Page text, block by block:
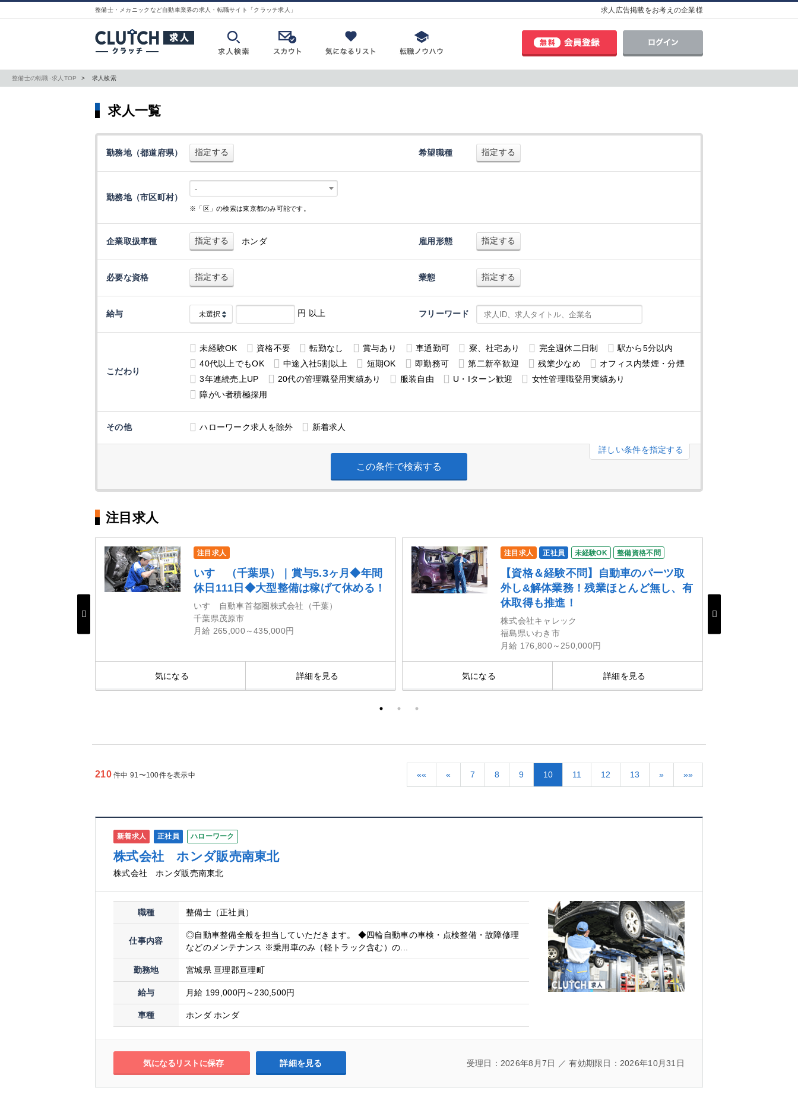
整備士・メカニックなど自動車業界の求人・転職サイト「クラッチ求人」 求人広告掲載をお考えの企業様
整備士の転職･求人TOP 求人検索
求人一覧
勤務地（都道府県） 指定する 希望職種 指定する
勤務地（市区町村）
-
※「区」の検索は東京都のみ可能です。
企業取扱車種 指定する ホンダ 雇用形態 指定する
必要な資格 指定する 業態 指定する
給与 円 以上 フリーワード
こだわり
未経験OK 資格不要 転勤なし 賞与あり 車通勤可 寮、社宅あり 完全週休二日制
駅から5分以内
40代以上でもOK
中途入社5割以上 短期OK 即勤務可 第二新卒歓迎 残業少なめ
オフィス内禁煙・分煙
3年連続売上UP
20代の管理職登用実績あり 服装自由 U・Iターン歓迎
女性管理職登用実績あり
障がい者積極採用
その他 ハローワーク求人を除外 新着求人
詳しい条件を指定する
注目求人
注目求人
いすゞ（千葉県）｜賞与5.3ヶ月◆年間
休日111日◆大型整備は稼げて休める！
いすゞ自動車首都圏株式会社（千葉）
千葉県茂原市
月給 265,000～435,000円
気になる 詳細を見る
注目求人 正社員 未経験OK 整備資格不問
【資格＆経験不問】自動車のパーツ取
外し&解体業務！残業ほとんど無し、有
休取得も推進！
株式会社キャレック
福島県いわき市
月給 176,800～250,000円
気になる 詳細を見る
210件中 91〜100件を表示中 «« « 7 8 9 10 11 12 13 » »»
新着求人 正社員 ハローワーク
株式会社 ホンダ販売南東北
株式会社 ホンダ販売南東北
職種 整備士（正社員）
仕事内容
◎自動車整備全般を担当していただきます。 ◆四輪自動車の車検・点検整備・故障修理
などのメンテナンス ※乗用車のみ（軽トラック含む）の...
勤務地 宮城県 亘理郡亘理町
給与 月給 199,000円～230,500円
車種 ホンダ ホンダ
受理日：2026年8月7日 ／ 有効期限日：2026年10月31日
詳細を見る
気になるリストに保存